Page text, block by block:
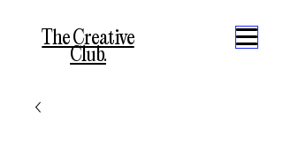
The Creative
Club.